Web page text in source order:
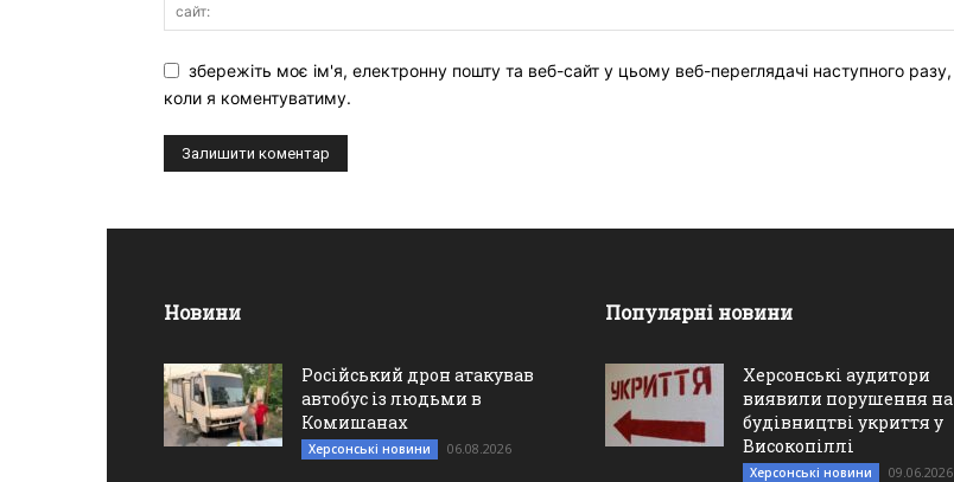
збережіть моє ім'я, електронну пошту та веб-сайт у цьому веб-переглядачі наступного разу,
коли я коментуватиму.
Новини
Російський дрон атакував
автобус із людьми в
Комишанах
Херсонські новини 06.08.2026
Популярні новини
Херсонські аудитори
виявили порушення на
будівництві укриття у
Високопіллі
Херсонські новини 09.06.2026